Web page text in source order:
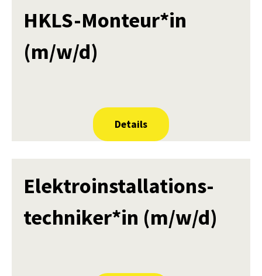
HKLS-Monteur*in
(m/w/d)
Details
Elektroinstallations-
techniker*in (m/w/d)